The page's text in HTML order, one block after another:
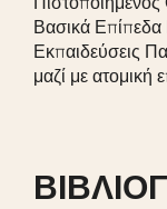
Βασικά Επίπεδα
Εκπαιδεύσεις
μαζί με ατομική